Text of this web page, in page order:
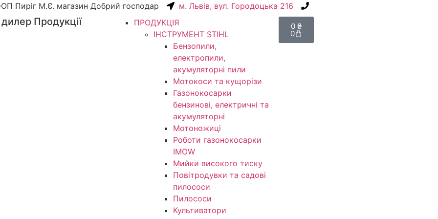
Пиріг М.Є. магазин Добрий господар м. Львів, вул. Городоцька 216
Продукції
ПРОДУКЦІЯ
ІНСТРУМЕНТ STIHL
Бензопили,
електропили,
акумуляторні пили
Мотокоси та кущорізи
Газонокосарки
бензинові, електричні та
акумуляторні
Мотоножиці
Роботи газонокосарки
IMOW
Мийки високого тиску
Повітродувки та садові
пилососи
Пилососи
Культиватори
0 ₴
0